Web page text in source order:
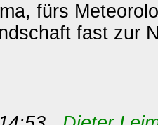
fürs
fast zur